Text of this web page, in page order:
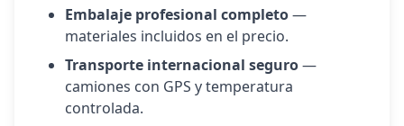
Embalaje profesional completo—
materiales incluidos en el precio.
Transporte internacional seguro—
camiones con GPS y temperatura
controlada.